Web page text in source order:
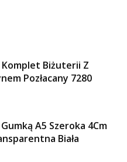
Biżuterii Z
Pozłacany 7280
A5 Szeroka 4Cm
Biała